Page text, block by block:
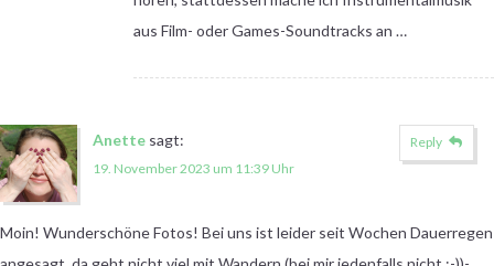
aus Film- oder Games-Soundtracks an …
Anette sagt:
19. November 2023 um 11:39 Uhr
Moin! Wunderschöne Fotos! Bei uns ist leider seit Wochen Dauerregen
Reply